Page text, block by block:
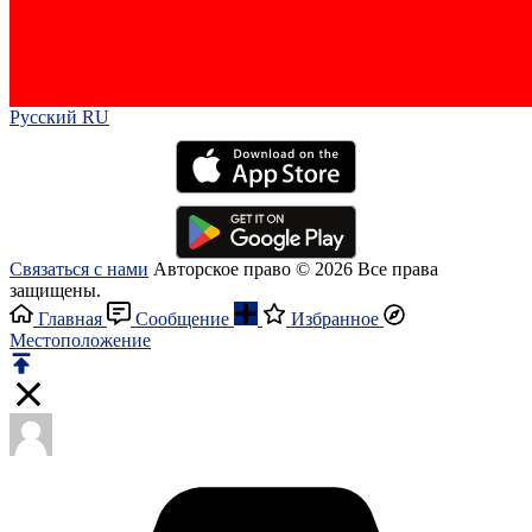
Русский RU‎
Связаться с нами Авторское право © 2026 Все права
защищены.
Главная
Сообщение
Избранное
Местоположение